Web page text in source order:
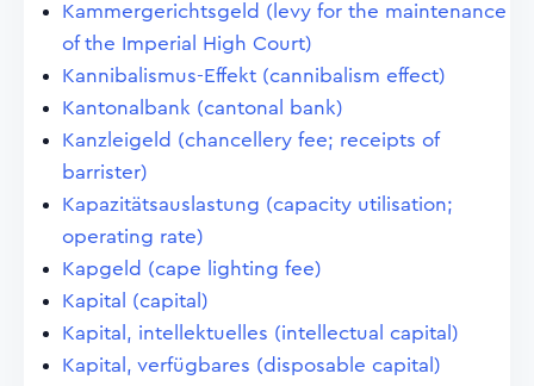
Kammergerichtsgeld (levy for the maintenance
of the Imperial High Court)
Kannibalismus-Effekt (cannibalism effect)
Kantonalbank (cantonal bank)
Kanzleigeld (chancellery fee; receipts of
barrister)
Kapazitätsauslastung (capacity utilisation;
operating rate)
Kapgeld (cape lighting fee)
Kapital (capital)
Kapital, intellektuelles (intellectual capital)
Kapital, verfügbares (disposable capital)